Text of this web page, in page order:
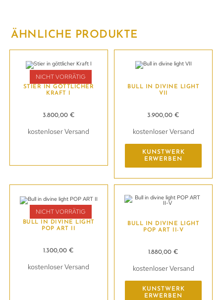
ÄHNLICHE PRODUKTE
NICHT VORRÄTIG
STIER IN GÖTTLICHER
KRAFT I
3.800,00 €
kostenloser Versand
BULL IN DIVINE LIGHT
VII
3.900,00€
kostenloser Versand
KUNSTWERK
ERWERBEN
NICHT VORRÄTIG
BULL IN DIVINE LIGHT
POP ART II
1.300,00€
kostenloser Versand
BULL IN DIVINE LIGHT
POP ART II-V
1.880,00€
kostenloser Versand
KUNSTWERK
ERWERBEN